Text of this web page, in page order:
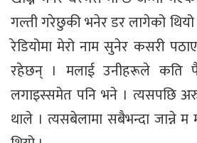
गल्ती गरेछुकी भनेर डर लागेको
रेडियोमा मेरो नाम सुनेर कसरी
रहेछन् । मलाई उनीहरूले कति
लगाइस्समेत पनि भने । त्यसपछि
थाले । त्यसबेलामा सबैभन्दा जान्ने म